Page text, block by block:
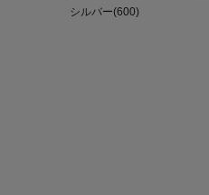
シルバー(600)